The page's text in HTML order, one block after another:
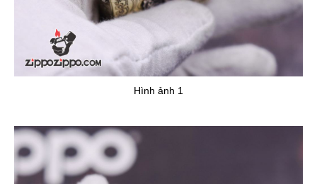
Hình ảnh 1